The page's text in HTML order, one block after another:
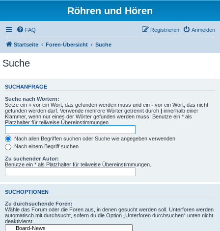
Röhren und Hören
FAQ Anmelden
Registrieren
Startseite Foren-Übersicht Suche
Suche
SUCHANFRAGE
Suche nach Wörtern:
Setze ein + vor ein Wort, das gefunden werden muss und ein - vor ein Wort, das nicht
gefunden werden darf. Verwende mehrere Wörter getrennt durch | innerhalb einer
Klammer, wenn nur eines der Wörter gefunden werden muss. Benutze ein * als
Platzhalter für teilweise Übereinstimmungen.
Nach allen Begriffen suchen oder Suche wie angegeben verwenden
Nach einem Begriff suchen
Zu suchender Autor:
Benutze ein * als Platzhalter für teilweise Übereinstimmungen.
SUCHOPTIONEN
Zu durchsuchende Foren:
Wähle das Forum oder die Foren aus, in denen gesucht werden soll. Unterforen werden
automatisch mit durchsucht, sofern du die Option „Unterforen durchsuchen“ unten nicht
deaktivierst.